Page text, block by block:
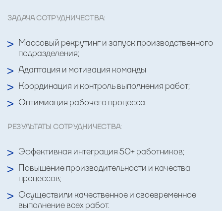
ЗАДАЧА СОТРУДНИЧЕСТВА:
Массовый рекрутинг и запуск производственного
подразделения;
Адаптация и мотивация команды
Координация и контроль выполнения работ;
Оптимиация рабочего процесса.
РЕЗУЛЬТАТЫ СОТРУДНИЧЕСТВА:
Эффективная интеграция 50+ работников;
Повышение производительности и качества
процессов;
Осуществили качественное и своевременное
выполнение всех работ.